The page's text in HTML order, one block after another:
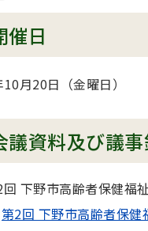
催日
月20日（金曜日）
議資料及び議
回 下野市高齢者保健福
第2回 下野市高齢者保